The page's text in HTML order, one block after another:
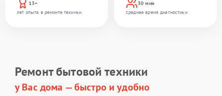
13+
лет опыта в ремонте техники
30 мин
среднее время диагностики
Ремонт бытовой техники
у Вас дома — быстро и удобно